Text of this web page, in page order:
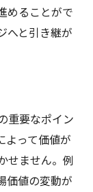
めることがで
へと引き継が
重要なポイン
よって価値が
せません。例
価値の変動が